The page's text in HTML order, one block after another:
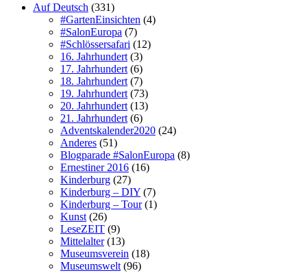
Auf Deutsch (331)
#GartenEinsichten (4)
#SalonEuropa (7)
#Schlössersafari (12)
16. Jahrhundert (3)
17. Jahrhundert (6)
18. Jahrhundert (7)
19. Jahrhundert (73)
20. Jahrhundert (13)
21. Jahrhundert (6)
Adventskalender2020 (24)
Anderes (51)
Blogparade #SalonEuropa (8)
Ernestiner 2016 (16)
Kinderburg (27)
Kinderburg – DIY (7)
Kinderburg – Tour(1)
Kunst (26)
LeseZEIT (9)
Mittelalter(13)
Museumsverein (18)
Museumswelt (96)